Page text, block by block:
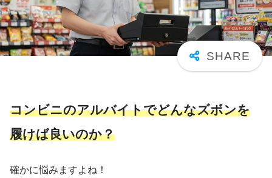
コンビニのアルバイトでどんなズボンを
履けば良いのか？
確かに悩みますよね！